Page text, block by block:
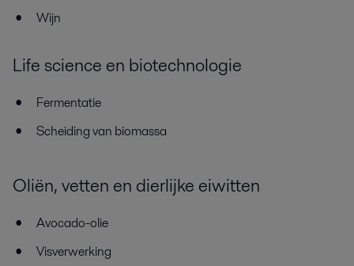
Wijn
Life science en biotechnologie
Fermentatie
Scheiding van biomassa
Oliën, vetten en dierlijke eiwitten
Avocado-olie
Visverwerking